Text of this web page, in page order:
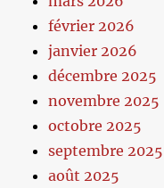
février 2026
janvier 2026
décembre 2025
novembre 2025
octobre 2025
septembre 2025
août 2025